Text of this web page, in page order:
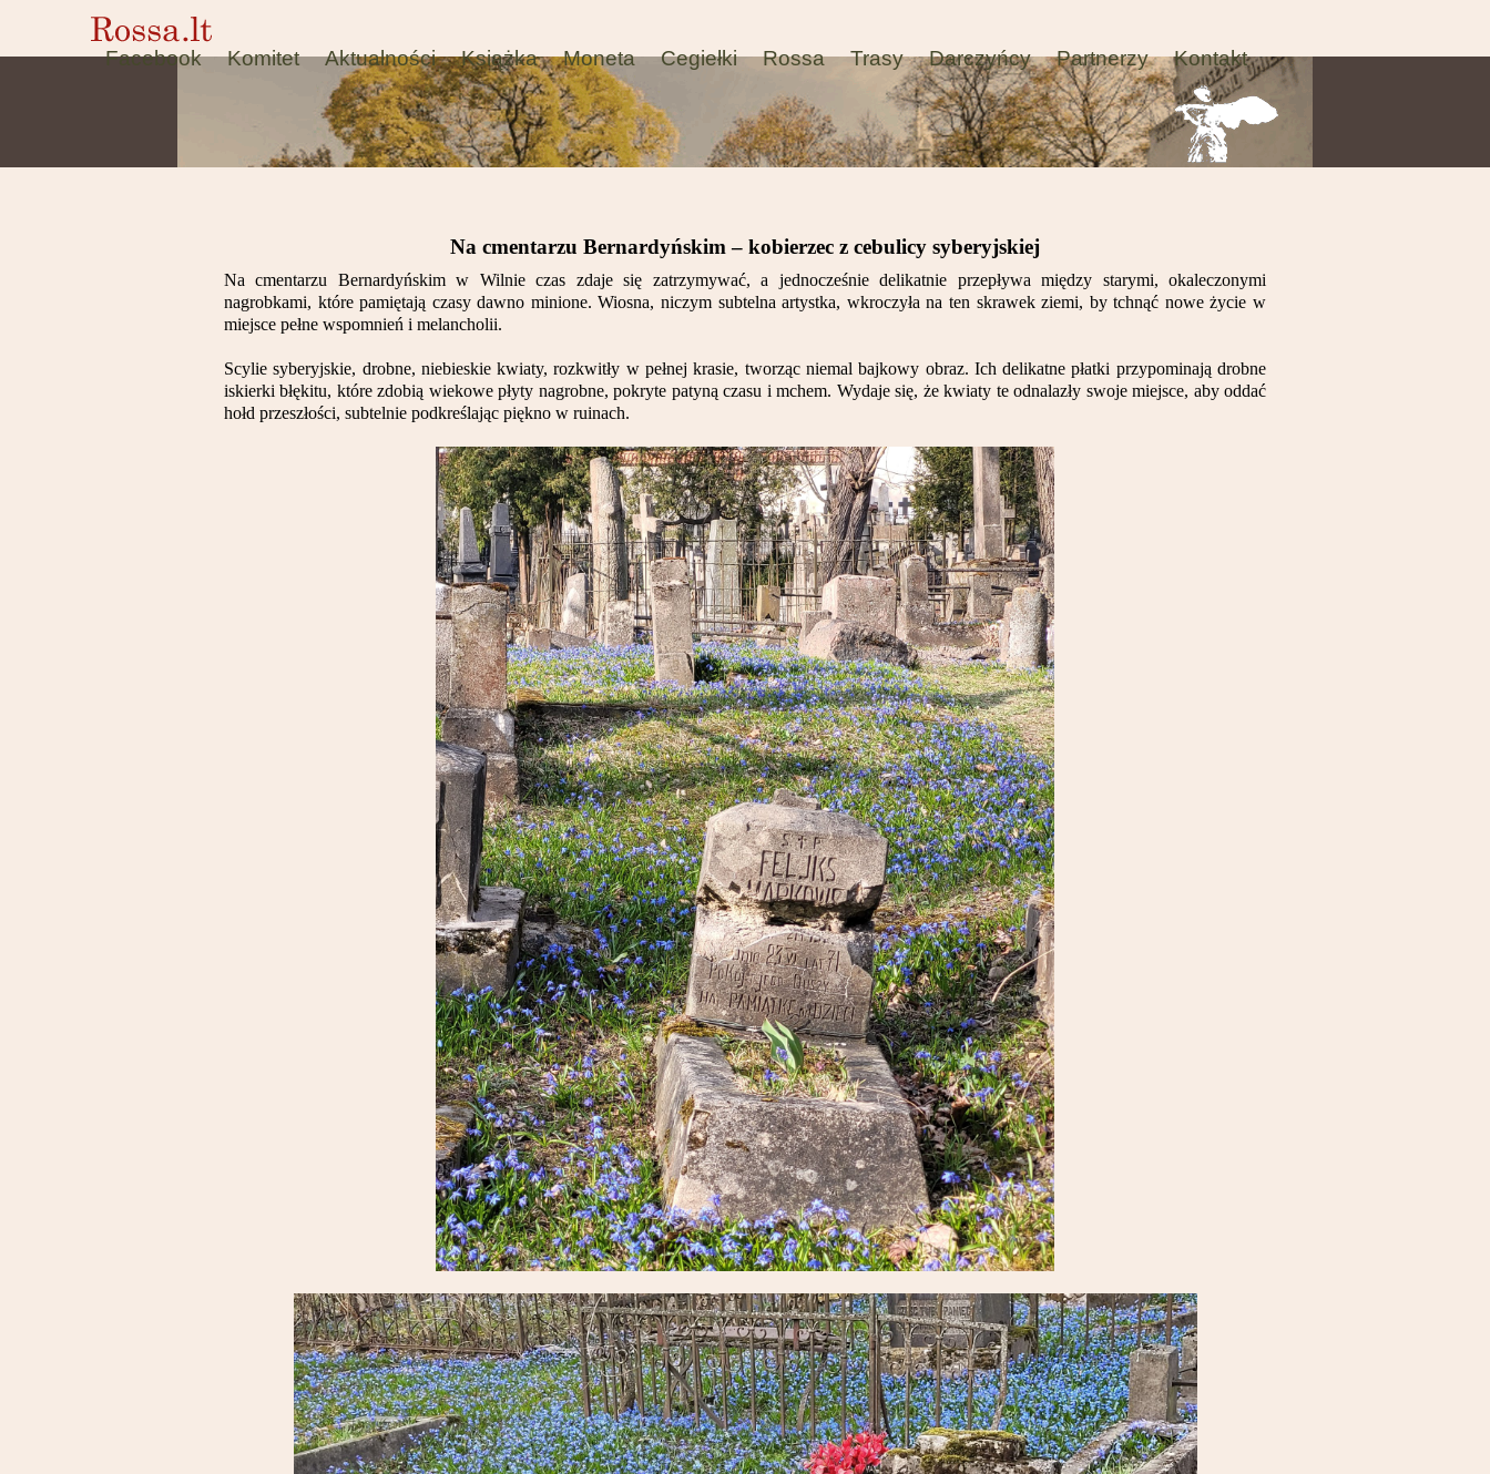
Facebook Komitet Aktualności Książka Moneta Cegiełki Rossa Trasy Darczyńcy Partnerzy Kontakt
Na cmentarzu Bernardyńskim – kobierzec z cebulicy syberyjskiej
Na cmentarzu Bernardyńskim w Wilnie czas zdaje się zatrzymywać, a jednocześnie delikatnie przepływa między starymi, okaleczonymi
nagrobkami, które pamiętają czasy dawno minione. Wiosna, niczym subtelna artystka, wkroczyła na ten skrawek ziemi, by tchnąć nowe życie w
miejsce pełne wspomnień i melancholii.
Scylie syberyjskie, drobne, niebieskie kwiaty, rozkwitły w pełnej krasie, tworząc niemal bajkowy obraz. Ich delikatne płatki przypominają drobne
iskierki błękitu, które zdobią wiekowe płyty nagrobne, pokryte patyną czasu i mchem. Wydaje się, że kwiaty te odnalazły swoje miejsce, aby oddać
hołd przeszłości, subtelnie podkreślając piękno w ruinach.